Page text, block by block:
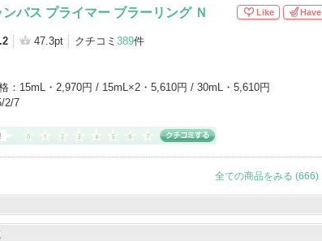
ンバス プライマー ブラーリング Ｎ
47.3pt クチコミ 389件
： 15mL・2,970円 / 15mL×2・5,610円 / 30mL・5,610円
2/7
Like Have
全ての商品をみる (666)